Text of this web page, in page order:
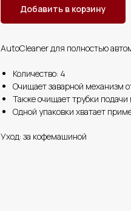
Добавить в корзину
AutoCleaner для полностью
Количество: 4
Очищает заварной механизм
Также очищает трубки подачи
Одной упаковки хватает
Уход: за кофемашиной